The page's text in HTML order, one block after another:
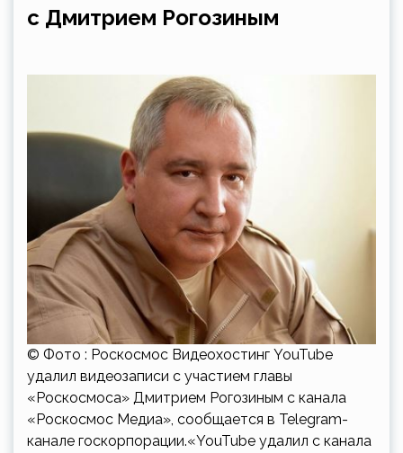
с Дмитрием Рогозиным
© Фото : Роскосмос Видеохостинг YouTube
удалил видеозаписи с участием главы
«Роскосмоса» Дмитрием Рогозиным с канала
«Роскосмос Медиа», сообщается в Telegram-
канале госкорпорации.«YouTube удалил с канала